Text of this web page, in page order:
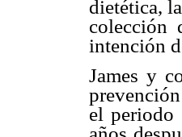
dietética,
colección
intención
James y
el periodo